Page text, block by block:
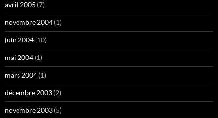
avril 2005 (7)
novembre 2004 (1)
juin 2004 (10)
mai 2004 (1)
mars 2004 (1)
décembre 2003 (2)
novembre 2003 (5)